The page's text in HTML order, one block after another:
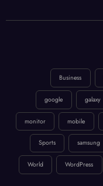
Business
galaxy
google
mobile
monitor
samsung
Sports
WordPress
World